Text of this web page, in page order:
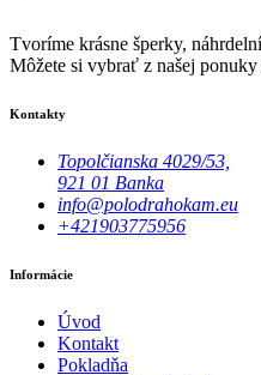
Tvoríme krásne šperky,
Môžete si vybrať z našej
Kontakty
Topolčianska 4029/53,
921 01 Banka
info@polodrahokam.eu
+421903775956
Informácie
Úvod
Kontakt
Pokladňa